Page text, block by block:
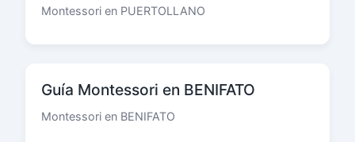
Montessori en PUERTOLLANO
Guía Montessori en BENIFATO
Montessori en BENIFATO